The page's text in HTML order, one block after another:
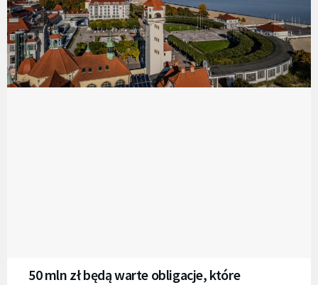
50 mln zł będą warte obligacje, które